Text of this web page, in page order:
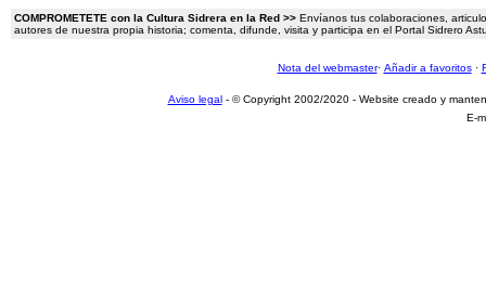
COMPROMETETE con la Cultura Sidrera en la Red >> Envíanos tus colaboraciones,
autores de nuestra propia historia; comenta, difunde, visita y participa en el Portal Sidrero
Nota del webmaster· Añadir a favoritos·
Aviso legal- © Copyright 2002/2020 - Website creado y
E-